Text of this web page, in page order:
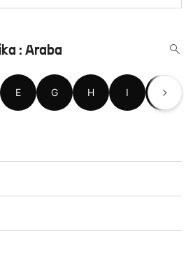
: Araba
E G H I K